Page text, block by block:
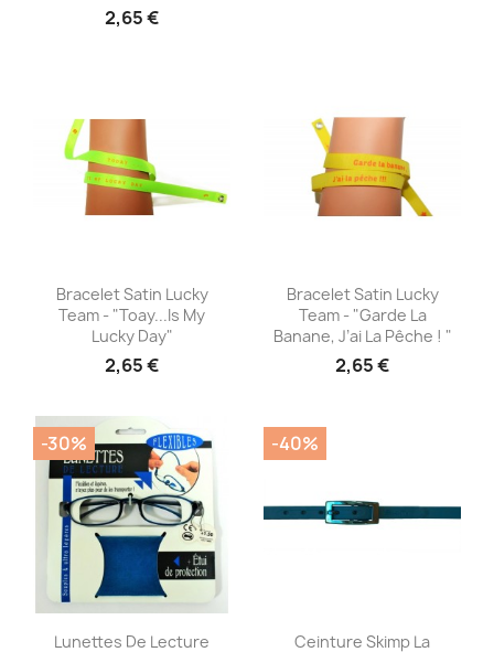
2,65 €
Aperçu rapide
Bracelet Satin Lucky
Team - "Toay...is My
Lucky Day"
2,65 €
Aperçu rapide
Bracelet Satin Lucky
Team - "Garde La
Banane, J’ai La Pêche ! "
2,65 €
Aperçu rapide
Lunettes De Lecture
-30%
Aperçu rapide
Ceinture Skimp La
-40%